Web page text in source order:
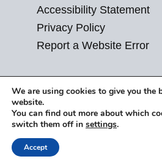
Accessibility Statement
Privacy Policy
Report a Website Error
We are using cookies to give you the
website.
You can find out more about which
switch them off in settings.
Accept